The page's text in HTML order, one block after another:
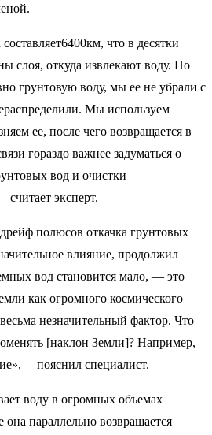
что в десятки
слоя, откуда извлекают воду. Но
грунтовую воду, мы ее не убрали с
Мы используем
ее, после чего возвращается в
гораздо важнее задуматься о
вод и очистки
эксперт.
полюсов откачка грунтовых
влияние, продолжил
вод становится мало, — это
как огромного космического
незначительный фактор. Что
[наклон Земли]? Например,
пояснил специалист.
воду в огромных объемах
параллельно возвращается